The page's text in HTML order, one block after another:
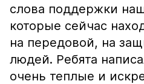
слова поддержки
которые сейчас
на передовой, на
людей. Ребята
очень теплые и